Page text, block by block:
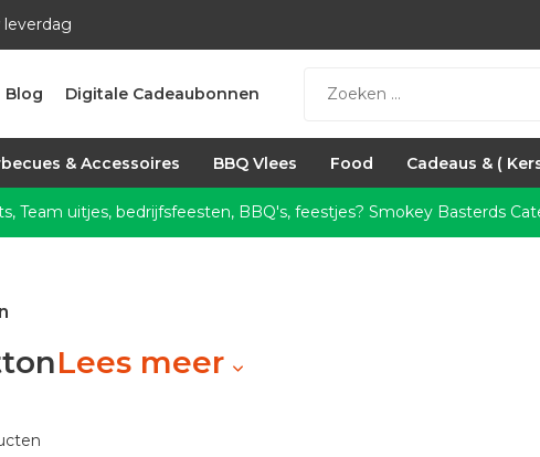
leverdag
Blog Digitale Cadeaubonnen
& Accessoires BBQ Vlees Food Cadeaus & (
Team uitjes, bedrijfsfeesten, BBQ's, feestjes? Smokey Basterds
Lees meer